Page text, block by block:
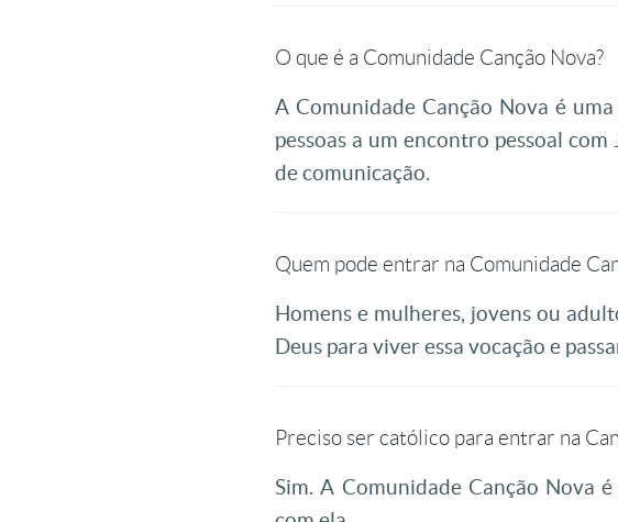
O que é a Comunidade Canção Nova?
A Comunidade Canção Nova é
pessoas a um encontro pessoal
de comunicação.
Quem pode entrar na Comunidade
Homens e mulheres, jovens ou
Deus para viver essa vocação e
Preciso ser católico para entrar na
Sim. A Comunidade Canção Nova